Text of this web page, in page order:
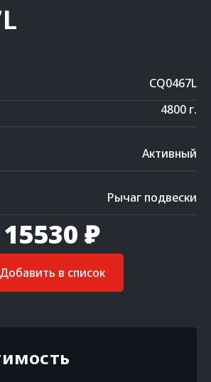
CQ0467L
4800 г.
Активный
Рычаг подвески
15530 ₽
Добавить в список